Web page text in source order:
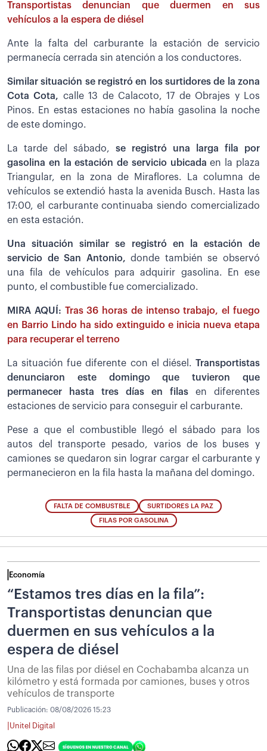
Transportistas denuncian que duermen en sus
vehículos a la espera de diésel
Ante la falta del carburante la estación de servicio
permanecía cerrada sin atención a los conductores.
Similar situación se registró en los surtidores de la zona
Cota Cota, calle 13 de Calacoto, 17 de Obrajes y Los
Pinos. En estas estaciones no había gasolina la noche
de este domingo.
La tarde del sábado, se registró una larga fila por
gasolina en la estación de servicio ubicada en la plaza
Triangular, en la zona de Miraflores. La columna de
vehículos se extendió hasta la avenida Busch. Hasta las
17:00, el carburante continuaba siendo comercializado
en esta estación.
Una situación similar se registró en la estación de
servicio de San Antonio, donde también se observó
una fila de vehículos para adquirir gasolina. En ese
punto, el combustible fue comercializado.
MIRA AQUÍ: Tras 36 horas de intenso trabajo, el fuego
en Barrio Lindo ha sido extinguido e inicia nueva etapa
para recuperar el terreno
La situación fue diferente con el diésel. Transportistas
denunciaron este domingo que tuvieron que
permanecer hasta tres días en filas en diferentes
estaciones de servicio para conseguir el carburante.
Pese a que el combustible llegó el sábado para los
autos del transporte pesado, varios de los buses y
camiones se quedaron sin lograr cargar el carburante y
permanecieron en la fila hasta la mañana del domingo.
FALTA DE COMBUSTBLE SURTIDORES LA PAZ
FILAS POR GASOLINA
Economía
“Estamos tres días en la fila”:
Transportistas denuncian que
duermen en sus vehículos a la
espera de diésel
Una de las filas por diésel en Cochabamba alcanza un
kilómetro y está formada por camiones, buses y otros
vehículos de transporte
Publicación: 08/08/2026 15:23
Unitel Digital